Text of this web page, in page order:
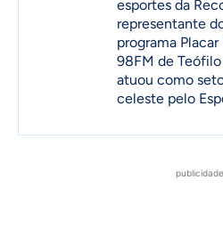
esportes da
representante
programa
98FM de
atuou como
celeste pelo
publicidade